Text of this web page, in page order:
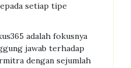
setiap tipe
adalah fokusnya
jawab terhadap
dengan sejumlah